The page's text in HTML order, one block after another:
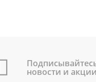
новости и акции